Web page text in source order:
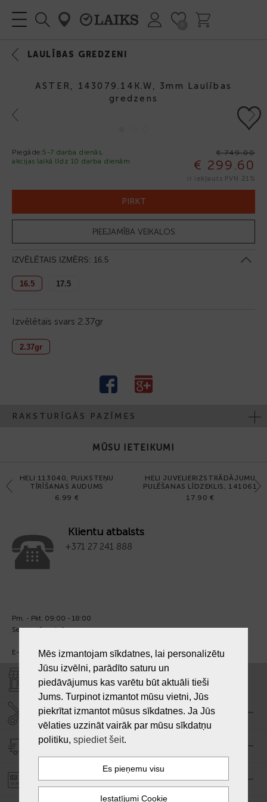
LAULĪBAS GREDZENI
ASTER, 143079.14K.W, 3mm Laulības
gredzens
Previous Next
Piegāde:5-7 darba dienās,
akcijas laikā līdz 10 darba dienām
€ 749.00
€ 299.60
ir iekļauts PVN 21%
PIRKT
PIEEJAMĪBA VEIKALOS
IZVĒLĒTAIS IZMĒRS: 16.5
16.5 17.5
Izvēlētais svars 2.37gr
2.37gr
RAKSTURĪGĀS PAZĪMES
MŪSU IETEIKUMI
Previous
HELI 113040, PULKSTEŅU
TĪRĪŠANAS AUDUMS
6.99 €
HELI JUVELIERIZSTRĀDĀJUMU
PULĒŠANAS LĪDZEKLIS, 141061
17.90 €
Next
Klientu atbalsts
+371 27 241 888
Pm. - Pkt. 09:00 - 18:00
Sest. un Sv. - brīvs.
E-pasts:info@laiksjewellery.lv
VEIKALI "LAIKS"
SERVISA CENTRS "LAIKS"
PIEGĀDE
PASŪTĪJUMA APMAKSA
Mēs izmantojam sīkdatnes, lai personalizētu
Jūsu izvēlni, parādīto saturu un
piedāvājumus kas varētu būt aktuāli tieši
Jums. Turpinot izmantot mūsu vietni, Jūs
piekrītat izmantot mūsus sīkdatnes. Ja Jūs
vēlaties uzzināt vairāk par mūsu sīkdatņu
politiku, spiediet šeit.